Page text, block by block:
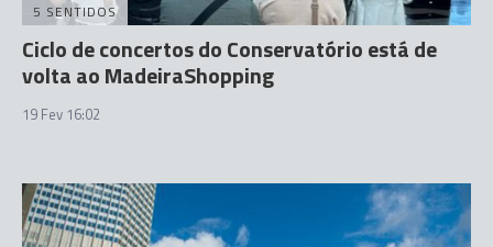
5 SENTIDOS
Ciclo de concertos do Conservatório está de
volta ao MadeiraShopping
19 Fev 16:02